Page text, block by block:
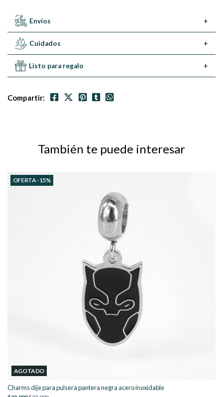
Envíos +
Cuidados +
Listo para regalo +
Compartir:
También te puede interesar
OFERTA -15%
AGOTADO
Charms dije para pulsera pantera negra acero inoxidable